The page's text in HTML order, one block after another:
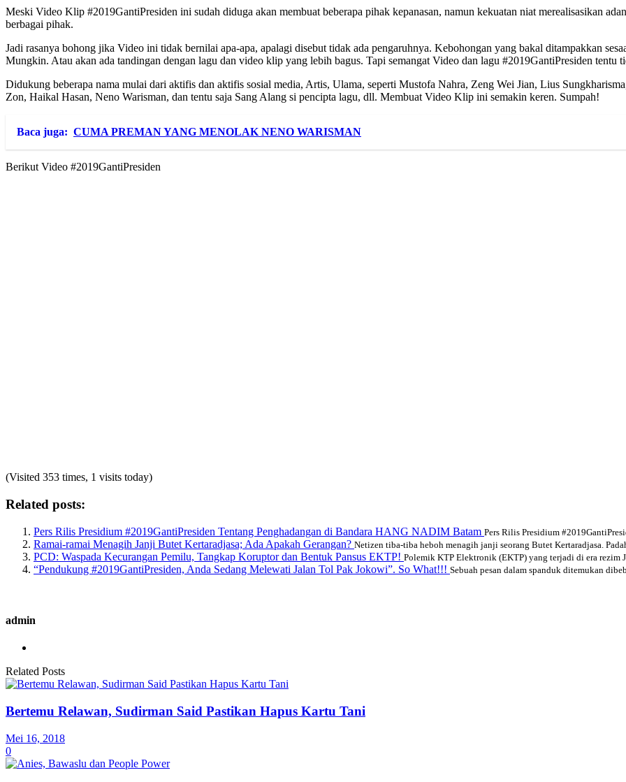
Meski Video Klip #2019GantiPresiden ini sudah diduga akan membuat beberapa pihak kepanasan, namun kekuatan niat merealisasikan
berbagai pihak.
Jadi rasanya bohong jika Video ini tidak bernilai apa-apa, apalagi disebut tidak ada pengaruhnya. Kebohongan yang bakal ditampakkan
Mungkin. Atau akan ada tandingan dengan lagu dan video klip yang lebih bagus. Tapi semangat Video dan lagu #2019GantiPresiden tentu
Didukung beberapa nama mulai dari aktifis dan aktifis sosial media, Artis, Ulama, seperti Mustofa Nahra, Zeng Wei Jian, Lius
Zon, Haikal Hasan, Neno Warisman, dan tentu saja Sang Alang si pencipta lagu, dll. Membuat Video Klip ini semakin keren. Sumpah!
Baca juga: CUMA PREMAN YANG MENOLAK NENO WARISMAN
Berikut Video #2019GantiPresiden
(Visited 353 times, 1 visits today)
Related posts:
Pers Rilis Presidium #2019GantiPresiden Tentang Penghadangan di Bandara HANG NADIM Batam Pers Rilis Presidium
Ramai-ramai Menagih Janji Butet Kertaradjasa; Ada Apakah Gerangan? Netizen tiba-tiba heboh menagih janji seorang Butet Kertaradjasa.
PCD: Waspada Kecurangan Pemilu, Tangkap Koruptor dan Bentuk Pansus EKTP! Polemik KTP Elektronik (EKTP) yang terjadi di era rezim
“Pendukung #2019GantiPresiden, Anda Sedang Melewati Jalan Tol Pak Jokowi”. So What!!! Sebuah pesan dalam spanduk ditemukan
admin
Related Posts
Bertemu Relawan, Sudirman Said Pastikan Hapus Kartu Tani
Mei 16, 2018
0